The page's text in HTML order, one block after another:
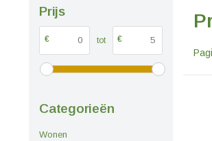
Prijs
€ tot €
Categorieën
Wonen